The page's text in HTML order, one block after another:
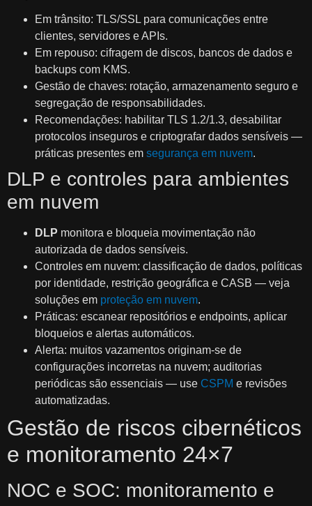
Em trânsito: TLS/SSL para comunicações entre
clientes, servidores e APIs.
Em repouso: cifragem de discos, bancos de dados e
backups com KMS.
Gestão de chaves: rotação, armazenamento seguro e
segregação de responsabilidades.
Recomendações: habilitar TLS 1.2/1.3, desabilitar
protocolos inseguros e criptografar dados sensíveis —
práticas presentes em segurança em nuvem.
DLP e controles para ambientes
em nuvem
DLP monitora e bloqueia movimentação não
autorizada de dados sensíveis.
Controles em nuvem: classificação de dados, políticas
por identidade, restrição geográfica e CASB — veja
soluções em proteção em nuvem.
Práticas: escanear repositórios e endpoints, aplicar
bloqueios e alertas automáticos.
Alerta: muitos vazamentos originam-se de
configurações incorretas na nuvem; auditorias
periódicas são essenciais — use CSPM e revisões
automatizadas.
Gestão de riscos cibernéticos
e monitoramento 24×7
NOC e SOC: monitoramento e